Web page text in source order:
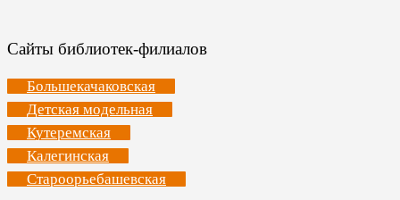
Сайты библиотек-филиалов
Большекачаковская
Детская модельная
Кутеремская
Калегинская
Староорьебашевская